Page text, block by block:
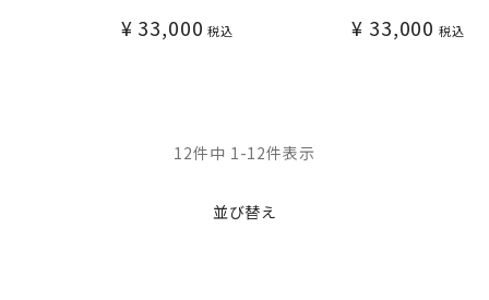
¥ 33,000 税込 ¥ 33,000 税込
並び替え
12件中 1 -12件表示